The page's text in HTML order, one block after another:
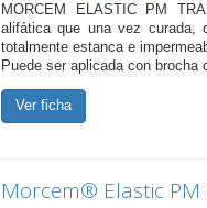
MORCEM ELASTIC PM
alifática que una vez curada,
totalmente estanca e
Puede ser aplicada con brocha
Ver ficha
Morcem® Elastic